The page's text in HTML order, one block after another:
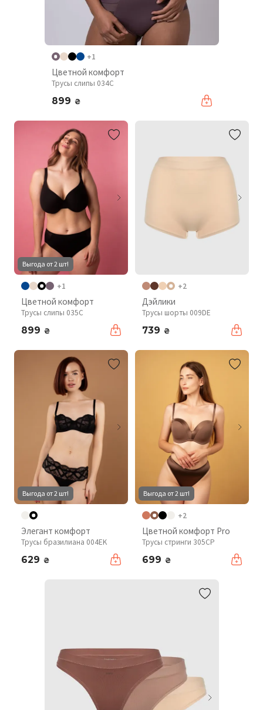
+1
Цветной комфорт
Трусы слипы 034C
899 ₴
Выгода от 2 шт!
+1
Цветной комфорт
Трусы слипы 035C
899 ₴
+2
Дэйлики
Трусы шорты 009DE
739 ₴
Выгода от 2 шт!
Элегант комфорт
Трусы бразилиана 004EK
629 ₴
Выгода от 2 шт!
+2
Цветной комфорт Pro
Трусы стринги 305CP
699 ₴